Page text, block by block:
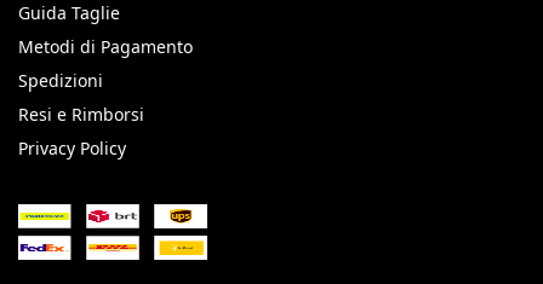
Guida Taglie
Metodi di Pagamento
Spedizioni
Resi e Rimborsi
Privacy Policy